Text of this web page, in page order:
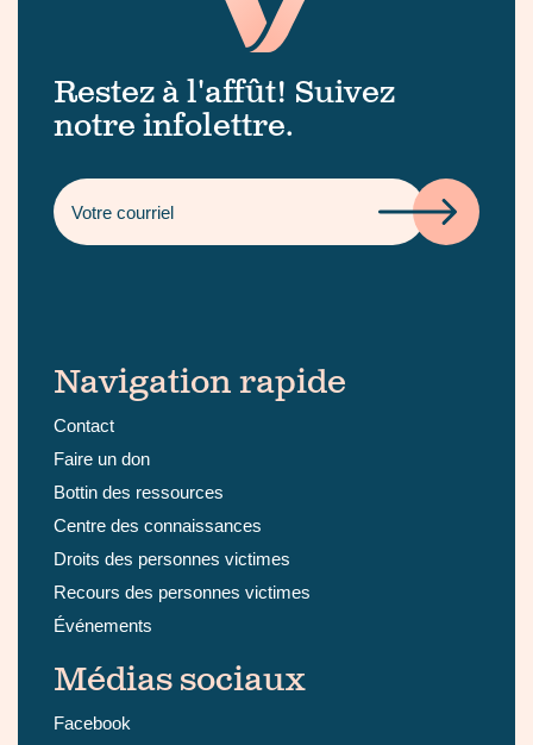
Restez à l'affût! Suivez
notre infolettre.
Navigation rapide
Contact
Faire un don
Bottin des ressources
Centre des connaissances
Droits des personnes victimes
Recours des personnes victimes
Événements
Médias sociaux
Facebook